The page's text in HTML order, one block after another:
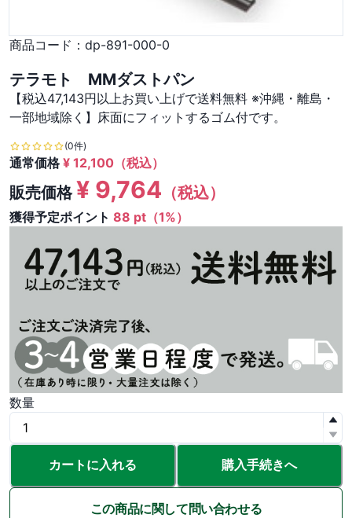
商品コード： dp-891-000-0
テラモト MMダストパン
【税込47,143円以上お買い上げで送料無料 ※沖縄・離島・
一部地域除く】床面にフィットするゴム付です。
(0件)
通常価格¥ 12,100 （税込）
販売価格¥ 9,764 （税込）
獲得予定ポイント 88 pt（1%）
数量
カートに入れる 購入手続きへ
この商品に関して問い合わせる